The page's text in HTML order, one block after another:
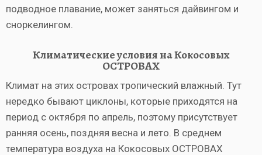
подводное плавание, может заняться дайвингом и
сноркелингом.
Климатические условия на Кокосовых
ОСТРОВАХ
Климат на этих островах тропический влажный. Тут
нередко бывают циклоны, которые приходятся на
период с октября по апрель, поэтому присутствует
ранняя осень, поздняя весна и лето. В среднем
температура воздуха на Кокосовых ОСТРОВАХ